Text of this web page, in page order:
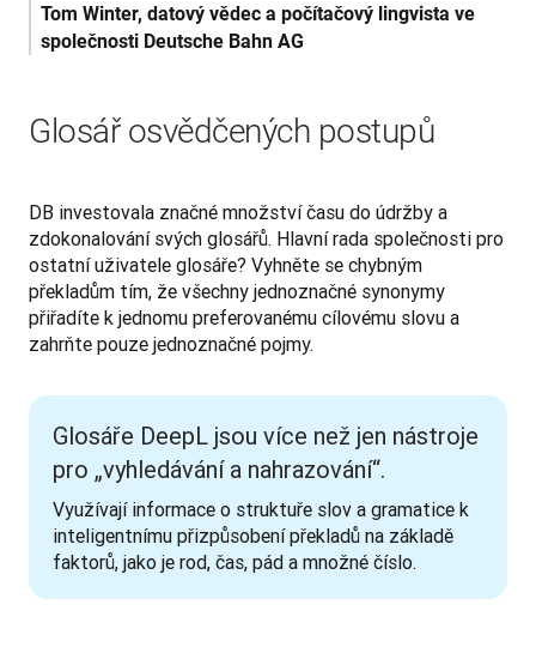
Tom Winter, datový vědec a počítačový lingvista ve
společnosti Deutsche Bahn AG
Glosář osvědčených postupů
DB investovala značné množství času do údržby a
zdokonalování svých glosářů. Hlavní rada společnosti pro
ostatní uživatele glosáře? Vyhněte se chybným
překladům tím, že všechny jednoznačné synonymy
přiřadíte k jednomu preferovanému cílovému slovu a
zahrňte pouze jednoznačné pojmy.
Glosáře DeepL jsou více než jen nástroje
pro „vyhledávání a nahrazování“.
Využívají informace o struktuře slov a gramatice k
inteligentnímu přizpůsobení překladů na základě
faktorů, jako je rod, čas, pád a množné číslo.